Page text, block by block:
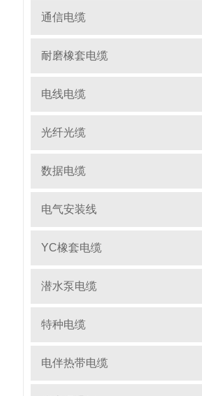
通信电缆
耐磨橡套电缆
电线电缆
光纤光缆
数据电缆
电气安装线
YC橡套电缆
潜水泵电缆
特种电缆
电伴热带电缆